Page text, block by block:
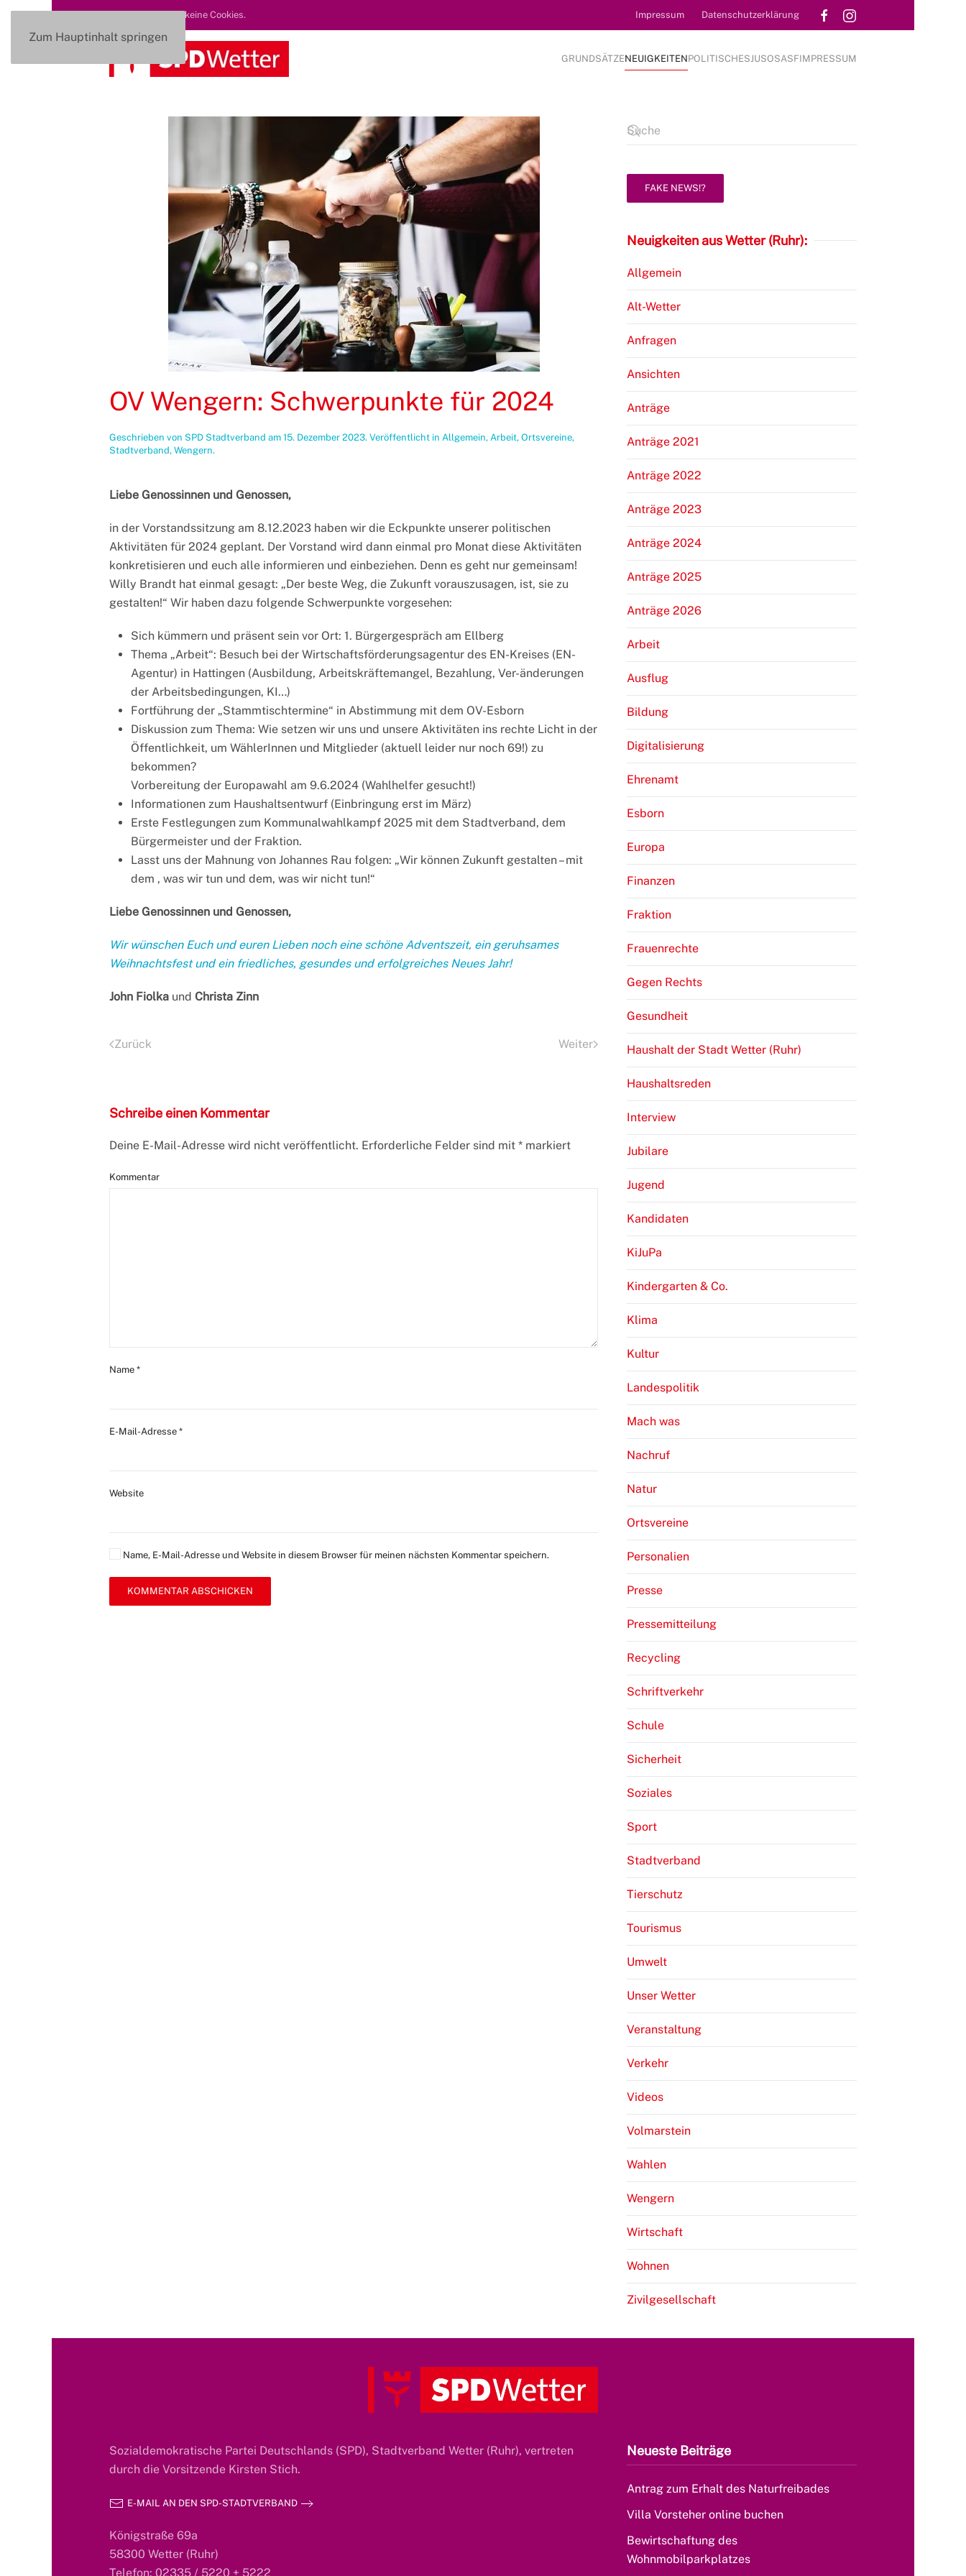
Zum Hauptinhalt springen
Diese Seite nutzt keine Cookies. Impressum Datenschutzerklärung
GRUNDSÄTZENEUIGKEITENPOLITISCHESJUSOSASFIMPRESSUM
OV Wengern: Schwerpunkte für 2024
Geschrieben von SPD Stadtverband am 15. Dezember 2023. Veröffentlicht in Allgemein, Arbeit, Ortsvereine,
Stadtverband, Wengern.
Liebe Genossinnen und Genossen,
in der Vorstandssitzung am 8.12.2023 haben wir die Eckpunkte unserer politischen
Aktivitäten für 2024 geplant. Der Vorstand wird dann einmal pro Monat diese Aktivitäten
konkretisieren und euch alle informieren und einbeziehen. Denn es geht nur gemeinsam!
Willy Brandt hat einmal gesagt: „Der beste Weg, die Zukunft vorauszusagen, ist, sie zu
gestalten!“ Wir haben dazu folgende Schwerpunkte vorgesehen:
Sich kümmern und präsent sein vor Ort: 1. Bürgergespräch am Ellberg
Thema „Arbeit“: Besuch bei der Wirtschaftsförderungsagentur des EN-Kreises (EN-
Agentur) in Hattingen (Ausbildung, Arbeitskräftemangel, Bezahlung, Ver-änderungen
der Arbeitsbedingungen, KI…)
Fortführung der „Stammtischtermine“ in Abstimmung mit dem OV-Esborn
Diskussion zum Thema: Wie setzen wir uns und unsere Aktivitäten ins rechte Licht in der
Öffentlichkeit, um WählerInnen und Mitglieder (aktuell leider nur noch 69!) zu
bekommen?
Vorbereitung der Europawahl am 9.6.2024 (Wahlhelfer gesucht!)
Informationen zum Haushaltsentwurf (Einbringung erst im März)
Erste Festlegungen zum Kommunalwahlkampf 2025 mit dem Stadtverband, dem
Bürgermeister und der Fraktion.
Lasst uns der Mahnung von Johannes Rau folgen: „Wir können Zukunft gestalten – mit
dem , was wir tun und dem, was wir nicht tun!“
Liebe Genossinnen und Genossen,
Wir wünschen Euch und euren Lieben noch eine schöne Adventszeit, ein geruhsames
Weihnachtsfest und ein friedliches, gesundes und erfolgreiches Neues Jahr!
John Fiolka und Christa Zinn
Zurück Weiter
Schreibe einen Kommentar
Deine E-Mail-Adresse wird nicht veröffentlicht. Erforderliche Felder sind mit * markiert
Kommentar
Name *
E-Mail-Adresse *
Website
Name, E-Mail-Adresse und Website in diesem Browser für meinen nächsten Kommentar speichern.
KOMMENTAR ABSCHICKEN
FAKE NEWS!?
Neuigkeiten aus Wetter (Ruhr):
Allgemein
Alt-Wetter
Anfragen
Ansichten
Anträge
Anträge 2021
Anträge 2022
Anträge 2023
Anträge 2024
Anträge 2025
Anträge 2026
Arbeit
Ausflug
Bildung
Digitalisierung
Ehrenamt
Esborn
Europa
Finanzen
Fraktion
Frauenrechte
Gegen Rechts
Gesundheit
Haushalt der Stadt Wetter (Ruhr)
Haushaltsreden
Interview
Jubilare
Jugend
Kandidaten
KiJuPa
Kindergarten & Co.
Klima
Kultur
Landespolitik
Mach was
Nachruf
Natur
Ortsvereine
Personalien
Presse
Pressemitteilung
Recycling
Schriftverkehr
Schule
Sicherheit
Soziales
Sport
Stadtverband
Tierschutz
Tourismus
Umwelt
Unser Wetter
Veranstaltung
Verkehr
Videos
Volmarstein
Wahlen
Wengern
Wirtschaft
Wohnen
Zivilgesellschaft
Sozialdemokratische Partei Deutschlands (SPD), Stadtverband Wetter (Ruhr), vertreten
durch die Vorsitzende Kirsten Stich.
E-MAIL AN DEN SPD-STADTVERBAND
Königstraße 69a
58300 Wetter (Ruhr)
Telefon: 02335 / 5220 + 5222
Neueste Beiträge
Antrag zum Erhalt des Naturfreibades
Villa Vorsteher online buchen
Bewirtschaftung des
Wohnmobilparkplatzes